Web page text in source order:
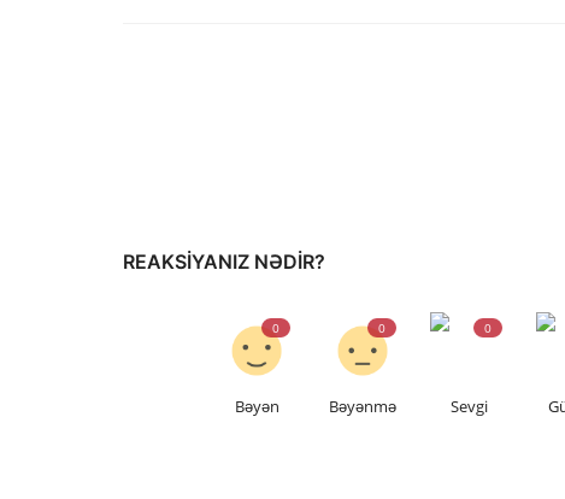
REAKSIYANIZ NƏDIR?
Bəyən
0
Bəyənmə
0
Sevgi
0